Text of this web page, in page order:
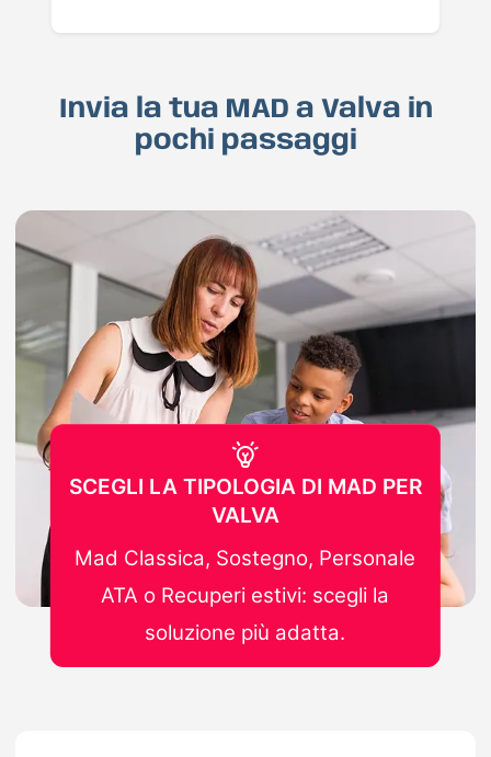
Invia la tua MAD a Valva in
pochi passaggi
SCEGLI LA TIPOLOGIA DI MAD PER
VALVA
Mad Classica, Sostegno, Personale
ATA o Recuperi estivi: scegli la
soluzione più adatta.